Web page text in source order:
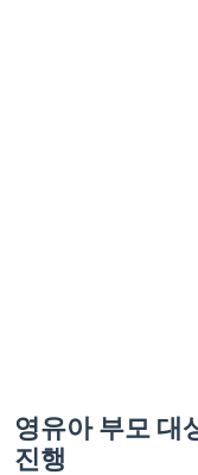
영유아 부모 대
진행